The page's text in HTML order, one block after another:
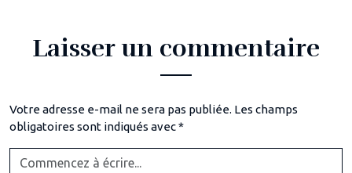
Laisser un commentaire
Votre adresse e-mail ne sera pas publiée. Les champs
obligatoires sont indiqués avec*